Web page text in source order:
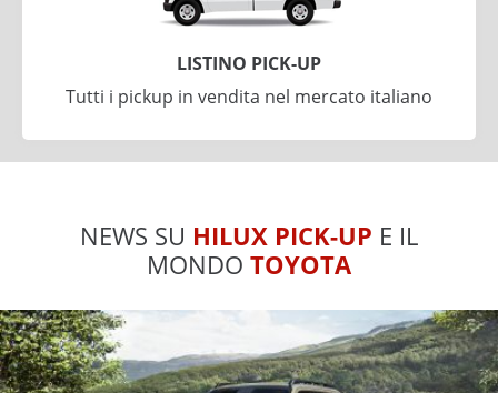
LISTINO PICK-UP
Tutti i pickup in vendita nel mercato italiano
NEWS SU HILUX PICK-UP E IL
MONDO TOYOTA